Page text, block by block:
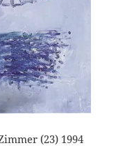
(23) 1994